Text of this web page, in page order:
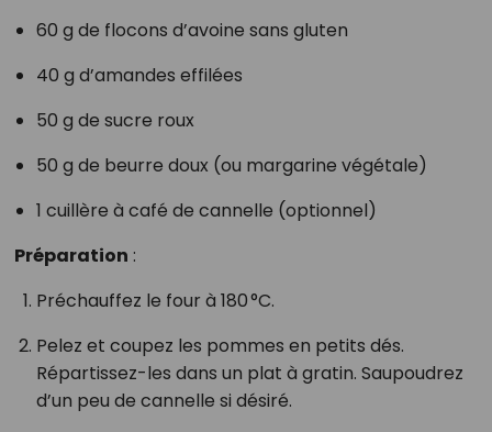
60 g de flocons d’avoine sans gluten
40 g d’amandes effilées
50 g de sucre roux
50 g de beurre doux (ou margarine végétale)
1 cuillère à café de cannelle (optionnel)
Préparation :
Préchauffez le four à 180 °C.
Pelez et coupez les pommes en petits dés.
Répartissez-les dans un plat à gratin. Saupoudrez
d’un peu de cannelle si désiré.